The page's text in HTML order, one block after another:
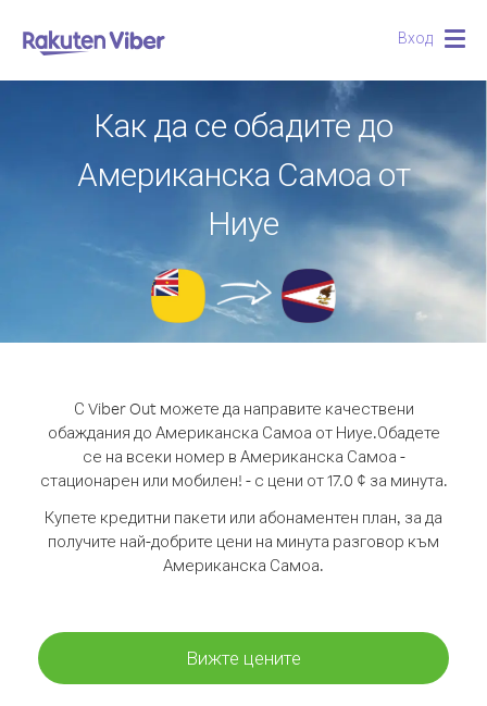
Вход
Как да се обадите до
Американска Самоа от
Ниуе
С Viber Out можете да направите качествени
обаждания до Американска Самоа от Ниуе.Обадете
се на всеки номер в Американска Самоа -
стационарен или мобилен! - с цени от 17.0 ¢ за минута.
Купете кредитни пакети или абонаментен план, за да
получите най-добрите цени на минута разговор към
Американска Самоа.
Вижте цените